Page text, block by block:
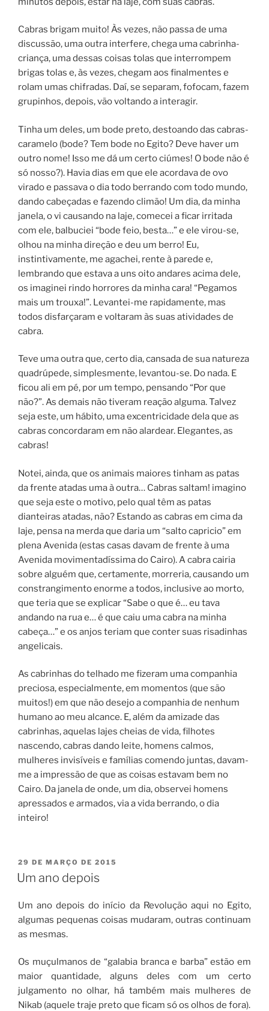
Cabras brigam muito! Às vezes, não passa de uma
discussão, uma outra interfere, chega uma cabrinha-
criança, uma dessas coisas tolas que interrompem
brigas tolas e, às vezes, chegam aos finalmentes e
rolam umas chifradas. Daí, se separam, fofocam, fazem
grupinhos, depois, vão voltando a interagir.
Tinha um deles, um bode preto, destoando das cabras-
caramelo (bode? Tem bode no Egito? Deve haver um
outro nome! Isso me dá um certo ciúmes! O bode não é
só nosso?). Havia dias em que ele acordava de ovo
virado e passava o dia todo berrando com todo mundo,
dando cabeçadas e fazendo climão! Um dia, da minha
janela, o vi causando na laje, comecei a ficar irritada
com ele, balbuciei “bode feio, besta…” e ele virou-se,
olhou na minha direção e deu um berro! Eu,
instintivamente, me agachei, rente à parede e,
lembrando que estava a uns oito andares acima dele,
os imaginei rindo horrores da minha cara! “Pegamos
mais um trouxa!”. Levantei-me rapidamente, mas
todos disfarçaram e voltaram às suas atividades de
cabra.
Teve uma outra que, certo dia, cansada de sua natureza
quadrúpede, simplesmente, levantou-se. Do nada. E
ficou ali em pé, por um tempo, pensando “Por que
não?”. As demais não tiveram reação alguma. Talvez
seja este, um hábito, uma excentricidade dela que as
cabras concordaram em não alardear. Elegantes, as
cabras!
Notei, ainda, que os animais maiores tinham as patas
da frente atadas uma à outra… Cabras saltam! imagino
que seja este o motivo, pelo qual têm as patas
dianteiras atadas, não? Estando as cabras em cima da
laje, pensa na merda que daria um “salto capricio” em
plena Avenida (estas casas davam de frente à uma
Avenida movimentadíssima do Cairo). A cabra cairia
sobre alguém que, certamente, morreria, causando um
constrangimento enorme a todos, inclusive ao morto,
que teria que se explicar “Sabe o que é… eu tava
andando na rua e… é que caiu uma cabra na minha
cabeça…” e os anjos teriam que conter suas risadinhas
angelicais.
As cabrinhas do telhado me fizeram uma companhia
preciosa, especialmente, em momentos (que são
muitos!) em que não desejo a companhia de nenhum
humano ao meu alcance. E, além da amizade das
cabrinhas, aquelas lajes cheias de vida, filhotes
nascendo, cabras dando leite, homens calmos,
mulheres invisíveis e famílias comendo juntas, davam-
me a impressão de que as coisas estavam bem no
Cairo. Da janela de onde, um dia, observei homens
apressados e armados, via a vida berrando, o dia
inteiro!
PUBLICADO
EM
29 DE MARÇO DE 2015
Um ano depois
Um ano depois do início da Revolução aqui no Egito,
algumas pequenas coisas mudaram, outras continuam
as mesmas.
Os muçulmanos de “galabia branca e barba” estão em
maior quantidade, alguns deles com um certo
julgamento no olhar, há também mais mulheres de
Nikab (aquele traje preto que ficam só os olhos de fora).